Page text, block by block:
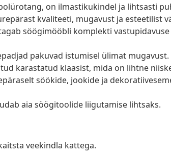
on ilmastikukindel ja lihtsasti
kvaliteeti, mugavust ja esteetilist
söögimööbli komplekti vastupidavuse
pakuvad istumisel ülimat mugavust.
karastatud klaasist, mida on lihtne
söökide, jookide ja
aia söögitoolide liigutamise lihtsaks.
veekindla kattega.